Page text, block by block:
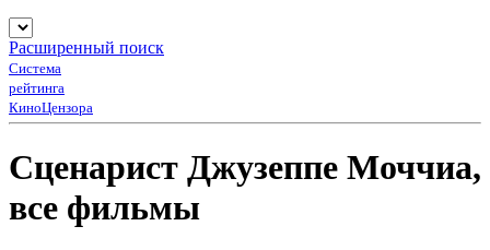
Расширенный поиск
Система
рейтинга
КиноЦензора
Сценарист Джузеппе Моччиа,
все фильмы